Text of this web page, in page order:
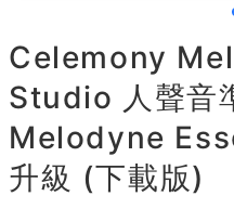
Celemony
Studio 人聲音
Melodyne
升級 (下載版)